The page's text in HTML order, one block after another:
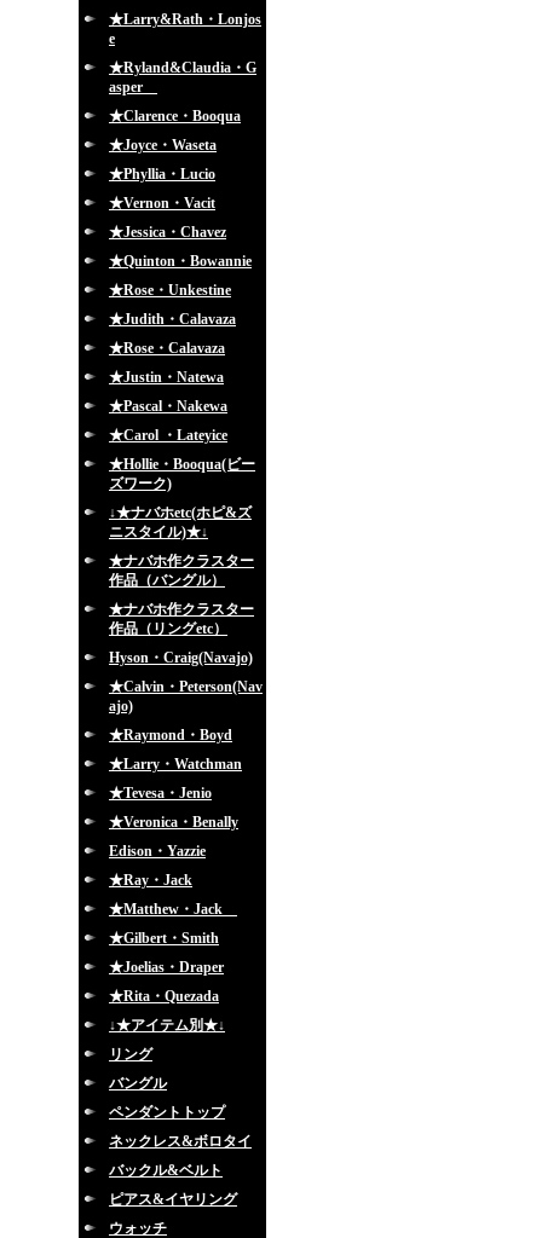
★Larry&Rath・Lonjos
e
★Ryland&Claudia・G
asper
★Clarence・Booqua
★Joyce・Waseta
★Phyllia・Lucio
★Vernon・Vacit
★Jessica・Chavez
★Quinton・Bowannie
★Rose・Unkestine
★Judith・Calavaza
★Rose・Calavaza
★Justin・Natewa
★Pascal・Nakewa
★Carol ・Lateyice
★Hollie・Booqua(ビー
ズワーク)
↓★ナバホetc(ホピ&ズ
ニスタイル)★↓
★ナバホ作クラスター
作品（バングル）
★ナバホ作クラスター
作品（リングetc）
Hyson・Craig(Navajo)
★Calvin・Peterson(Nav
ajo)
★Raymond・Boyd
★Larry・Watchman
★Tevesa・Jenio
★Veronica・Benally
Edison・Yazzie
★Ray・Jack
★Matthew・Jack
★Gilbert・Smith
★Joelias・Draper
★Rita・Quezada
↓★アイテム別★↓
リング
バングル
ペンダントトップ
ネックレス&ボロタイ
バックル&ベルト
ピアス&イヤリング
ウォッチ